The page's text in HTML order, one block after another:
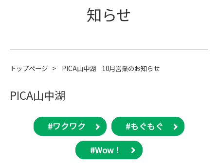
知らせ
トップページ > PICA山中湖 10月営業のお知らせ
PICA山中湖
#ワクワク #もぐもぐ
#Wow！